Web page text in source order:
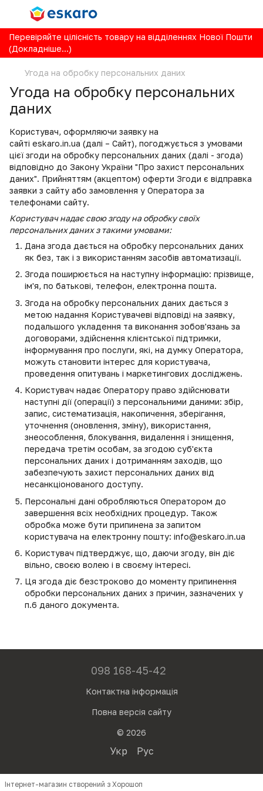
Перевіряйте цілісність товару на відділеннях Нової Пошти
(Докладніше...)
Угода на обробку персональних даних
Угода на обробку персональних
даних
Користувач, оформляючи заявку на
сайті eskaro.in.ua (далі – Сайт), погоджується з умовами
цієї згоди на обробку персональних даних (далі - згода)
відповідно до Закону України "Про захист персональних
даних". Прийняттям (акцептом) оферти Згоди є відправка
заявки з сайту або замовлення у Оператора за
телефонами сайту.
Користувач надає свою згоду на обробку своїх
персональних даних з такими умовами:
Дана згода дається на обробку персональних даних
як без, так і з використанням засобів автоматизації.
Згода поширюється на наступну інформацію: прізвище,
ім'я, по батькові, телефон, електронна пошта.
Згода на обробку персональних даних дається з
метою надання Користувачеві відповіді на заявку,
подальшого укладення та виконання зобов'язань за
договорами, здійснення клієнтської підтримки,
інформування про послуги, які, на думку Оператора,
можуть становити інтерес для користувача,
проведення опитувань і маркетингових досліджень.
Користувач надає Оператору право здійснювати
наступні дії (операції) з персональними даними: збір,
запис, систематизація, накопичення, зберігання,
уточнення (оновлення, зміну), використання,
знеособлення, блокування, видалення і знищення,
передача третім особам, за згодою суб'єкта
персональних даних і дотриманням заходів, що
забезпечують захист персональних даних від
несанкціонованого доступу.
Персональні дані обробляються Оператором до
завершення всіх необхідних процедур. Також
обробка може бути припинена за запитом
користувача на електронну пошту: info@eskaro.in.ua
Користувач підтверджує, що, даючи згоду, він діє
вільно, своєю волею і в своєму інтересі.
Ця згода діє безстроково до моменту припинення
обробки персональних даних з причин, зазначених у
п.6 даного документа.
098 168-45-42
Контактна інформація
Повна версія сайту
© 2026
Укр Рус
Інтернет-магазин створений з Хорошоп